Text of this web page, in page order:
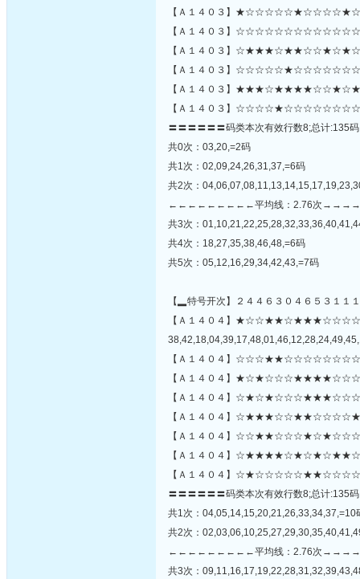
【Ａ１４０３】
【Ａ１４０３】
【Ａ１４０３】
【Ａ１４０３】
【Ａ１４０３】
【Ａ１４０３】
〓〓〓〓〓〓码类本次有效行数8;总计:135
共0次：03,20,=2码
共1次：02,09,24,26,31,37,=6码
共2次：
←←←←←←←←←平均线：2.76次
共3次：
共4次：18,27,35,38,46,48,=6码
共5次：05,12,16,29,34,42,43,=7码
【▂特号开次】２４４６３０４６５３１１
【Ａ１４０４】
【Ａ１４０４】
【Ａ１４０４】
【Ａ１４０４】
【Ａ１４０４】
【Ａ１４０４】
【Ａ１４０４】
【Ａ１４０４】
〓〓〓〓〓〓码类本次有效行数8;总计:135
共1次：04,05,14,15,20,21,26,33,34,37,=10
共2次：
←←←←←←←←←平均线：2.76次
共3次：